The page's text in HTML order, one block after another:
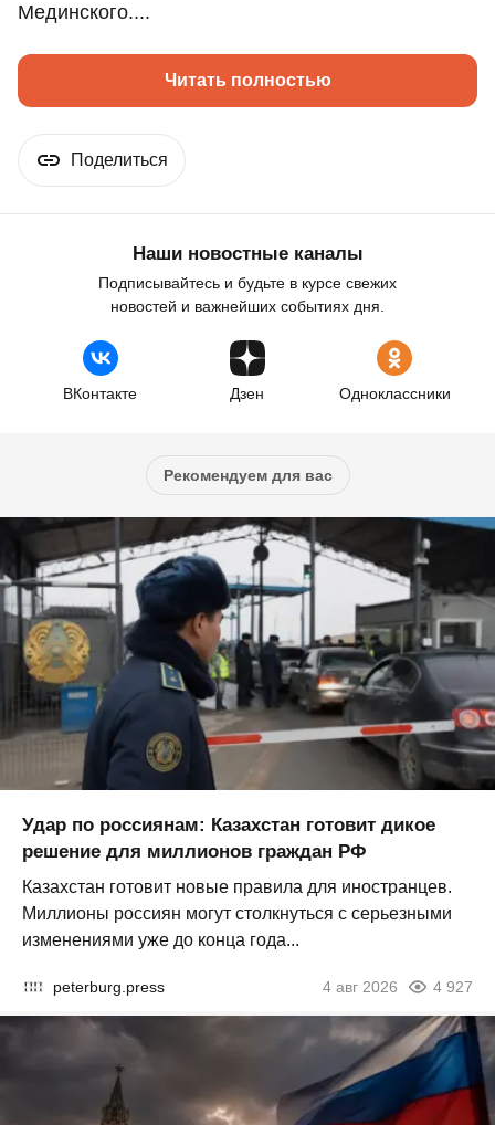
Мединского....
Читать полностью
Поделиться
Наши новостные каналы
Подписывайтесь и будьте в курсе свежих
новостей и важнейших событиях дня.
ВКонтакте Дзен Одноклассники
Рекомендуем для вас
Удар по россиянам: Казахстан готовит дикое
решение для миллионов граждан РФ
Казахстан готовит новые правила для иностранцев.
Миллионы россиян могут столкнуться с серьезными
изменениями уже до конца года...
peterburg.press 4 авг 2026 4 927